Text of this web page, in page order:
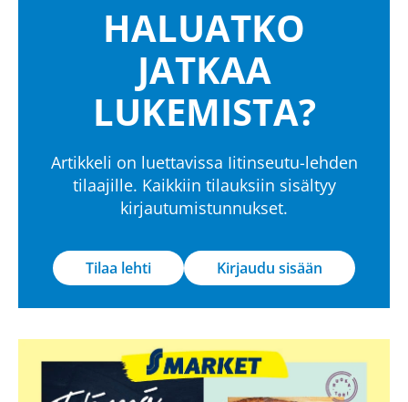
HALUATKO
JATKAA
LUKEMISTA?
Artikkeli on luettavissa Iitinseutu-lehden
tilaajille. Kaikkiin tilauksiin sisältyy
kirjautumistunnukset.
Tilaa lehti Kirjaudu sisään